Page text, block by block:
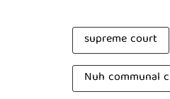
supreme court
Nuh communal